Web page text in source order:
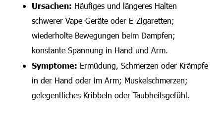
Ursachen: Häufiges und längeres Halten
schwerer Vape-Geräte oder E-Zigaretten;
wiederholte Bewegungen beim Dampfen;
konstante Spannung in Hand und Arm.
Symptome: Ermüdung, Schmerzen oder Krämpfe
in der Hand oder im Arm; Muskelschmerzen;
gelegentliches Kribbeln oder Taubheitsgefühl.